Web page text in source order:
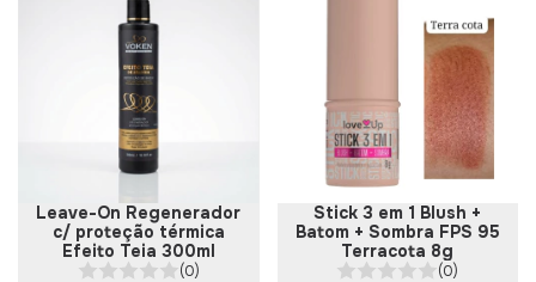
Leave-On Regenerador
c/ proteção térmica
Efeito Teia 300ml
(0)
Stick 3 em 1 Blush +
Batom + Sombra FPS 95
Terracota 8g
(0)